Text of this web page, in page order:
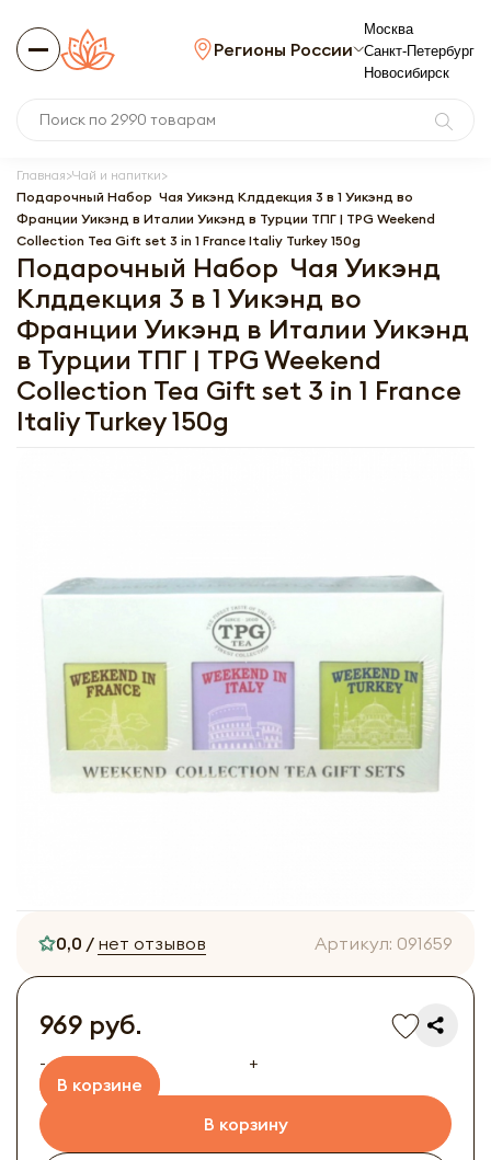
Регионы России
Москва
Санкт-Петербург
Новосибирск
Главная Чай и напитки
Подарочный Набор Чая Уикэнд Клддекция 3 в 1 Уикэнд во
Франции Уикэнд в Италии Уикэнд в Турции ТПГ | TPG Weekend
Collection Tea Gift set 3 in 1 France Italiy Turkey 150g
Подарочный Набор Чая Уикэнд
Клддекция 3 в 1 Уикэнд во
Франции Уикэнд в Италии Уикэнд
в Турции ТПГ | TPG Weekend
Collection Tea Gift set 3 in 1 France
Italiy Turkey 150g
0,0 / нет отзывов Артикул: 091659
969 руб.
-
+
В корзине
В корзину